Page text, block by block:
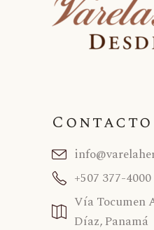
Contacto
+507 377-4000
Vía Tocumen
Díaz, Panamá